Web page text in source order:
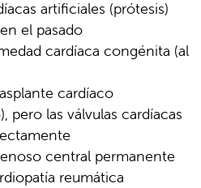
artificiales (prótesis)
el pasado
cardíaca congénita (al
cardíaco
pero las válvulas cardíacas
central permanente
reumática